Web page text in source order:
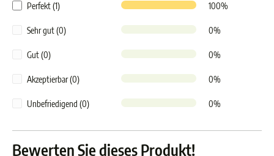
Perfekt (1) 100%
Sehr gut (0) 0%
Gut (0) 0%
Akzeptierbar (0) 0%
Unbefriedigend (0) 0%
Bewerten Sie dieses Produkt!